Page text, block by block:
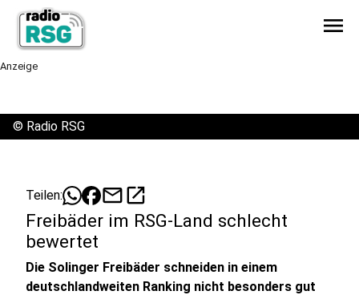
menu
Anzeige
© Radio RSG
Teilen: mailopen_in_new
Freibäder im RSG-Land schlecht
bewertet
Die Solinger Freibäder schneiden in einem
deutschlandweiten Ranking nicht besonders gut